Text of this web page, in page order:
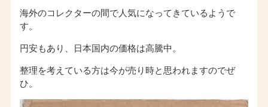
海外のコレクターの間で人気になってきているようで
す。
円安もあり、日本国内の価格は高騰中。
整理を考えている方は今が売り時と思われますのでぜ
ひ。